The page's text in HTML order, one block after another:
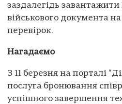
заздалегідь завантажити
військового документа
перевірок.
Нагадаємо
З 11 березня на порталі
послуга бронювання
успішного завершення